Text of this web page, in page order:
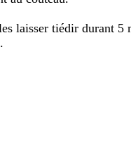
laisser tiédir durant 5